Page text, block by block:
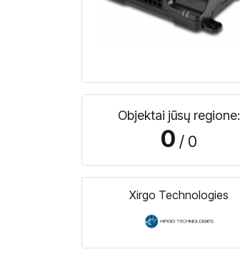
Objektai jūsų regione:
0 / 0
Xirgo Technologies